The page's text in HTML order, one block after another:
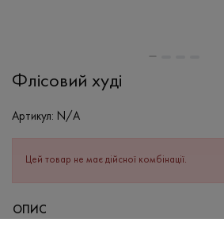
Флісовий худі
Артикул: N/A
Цей товар не має дійсної комбінації.
ОПИС